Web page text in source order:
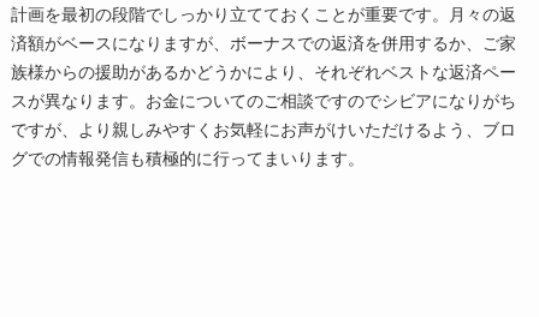
計画を最初の段階でしっかり立てておくことが重要です。月々の返
済額がベースになりますが、ボーナスでの返済を併用するか、ご家
族様からの援助があるかどうかにより、それぞれベストな返済ペー
スが異なります。お金についてのご相談ですのでシビアになりがち
ですが、より親しみやすくお気軽にお声がけいただけるよう、ブロ
グでの情報発信も積極的に行ってまいります。